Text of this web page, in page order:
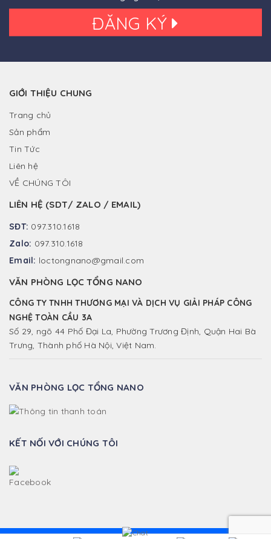
ĐĂNG KÝ
GIỚI THIỆU CHUNG
Trang chủ
Sản phẩm
Tin Tức
Liên hệ
VỀ CHÚNG TÔI
LIÊN HỆ (SDT/ ZALO / EMAIL)
SĐT: 097.310.1618
Zalo: 097.310.1618
Email: loctongnano@gmail.com
VĂN PHÒNG LỌC TỔNG NANO
CÔNG TY TNHH THƯƠNG MẠI VÀ DỊCH VỤ GIẢI PHÁP CÔNG
NGHỆ TOÀN CẦU 3A
Số 29, ngõ 44 Phố Đại La, Phường Trương Định, Quận Hai Bà
Trưng, Thành phố Hà Nội, Việt Nam.
VĂN PHÒNG LỌC TỔNG NANO
KẾT NỐI VỚI CHÚNG TÔI